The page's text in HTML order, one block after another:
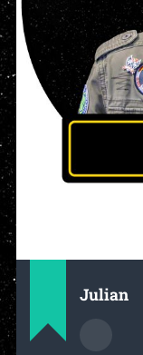
Julian